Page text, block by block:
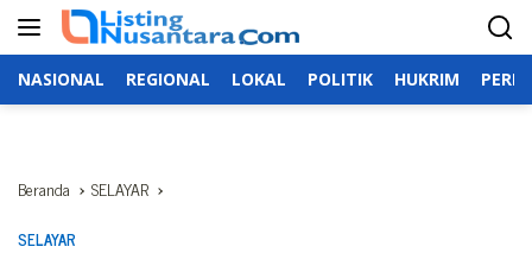
konten
NASIONAL REGIONAL LOKAL POLITIK HUKRIM
Beranda SELAYAR
SELAYAR